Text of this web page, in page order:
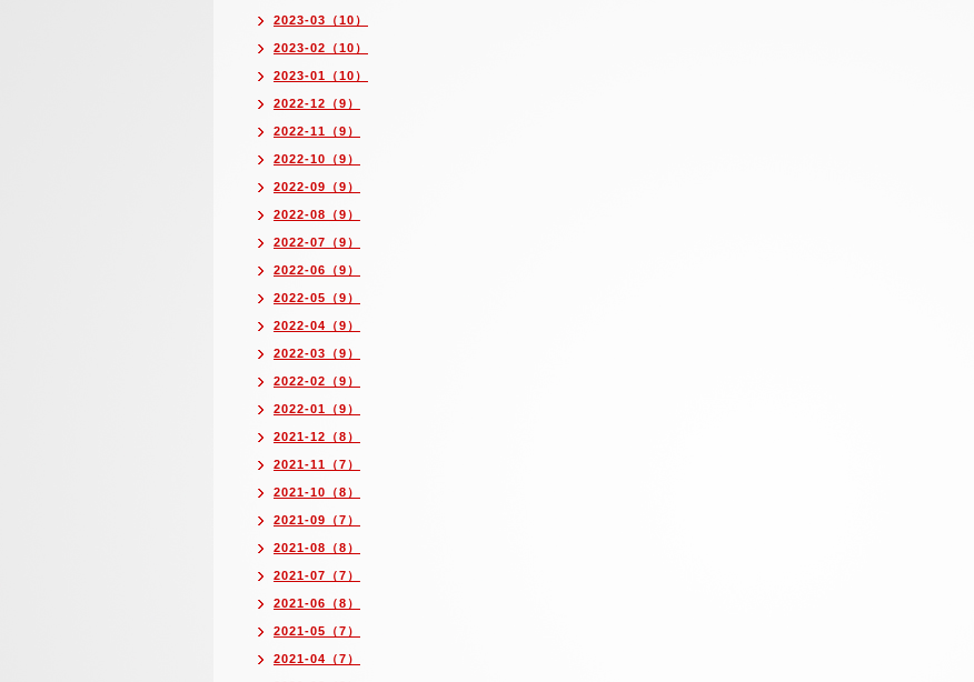
2023-03（10）
2023-02（10）
2023-01（10）
2022-12（9）
2022-11（9）
2022-10（9）
2022-09（9）
2022-08（9）
2022-07（9）
2022-06（9）
2022-05（9）
2022-04（9）
2022-03（9）
2022-02（9）
2022-01（9）
2021-12（8）
2021-11（7）
2021-10（8）
2021-09（7）
2021-08（8）
2021-07（7）
2021-06（8）
2021-05（7）
2021-04（7）